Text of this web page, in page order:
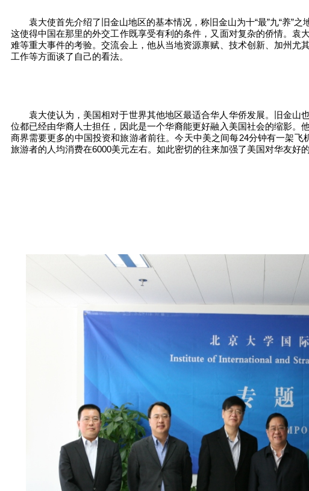
袁大使首先介绍了旧金山地区的基本情况，称旧金山为十“最”九“养”
这使得中国在那里的外交工作既享受有利的条件，又面对复杂的侨情。袁
难等重大事件的考验。交流会上，他从当地资源禀赋、技术创新、加州尤
工作等方面谈了自己的看法。
袁大使认为，美国相对于世界其他地区最适合华人华侨发展。旧金山
位都已经由华裔人士担任，因此是一个华裔能更好融入美国社会的缩影。
商界需要更多的中国投资和旅游者前往。今天中美之间每24分钟有一架
旅游者的人均消费在6000美元左右。如此密切的往来加强了美国对华友好的